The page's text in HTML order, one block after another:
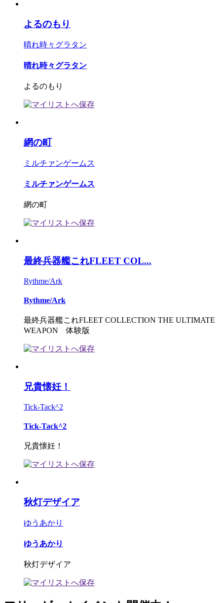
よるのもり
晴れ時々グラタン
晴れ時々グラタン
よるのもり
網の町
ミルチァンゲームス
ミルチァンゲームス
網の町
最終兵器艦これFLEET COL...
Rythme/Ark
Rythme/Ark
最終兵器艦これFLEET COLLECTION THE ULTIMATE
WEAPON 体験版
兄貴懐妊！
Tick-Tack^2
Tick-Tack^2
兄貴懐妊！
秋灯デザイア
ゆうあかり
ゆうあかり
秋灯デザイア